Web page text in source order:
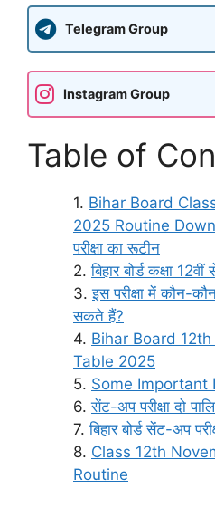
Telegram Group
Instagram Group
Table of
Bihar Board
2025 Routine
परीक्षा का रूटीन
बिहार बोर्ड कक्षा
इस परीक्षा में कौन-
सकते हैं?
Bihar Board
Table 2025
Some Important
सेंट-अप परीक्षा दो
बिहार बोर्ड सेंट-अप
Class 12th
Routine